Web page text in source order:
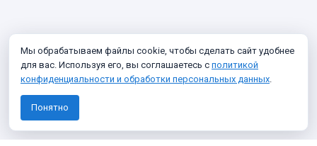
Мы обрабатываем файлы cookie, чтобы сделать сайт удобнее
для вас. Используя его, вы соглашаетесь с политикой
конфиденциальности и обработки персональных данных.
Понятно